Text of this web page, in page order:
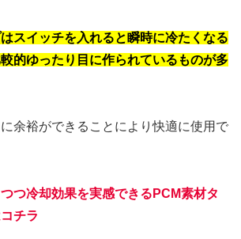
スイッチを入れると瞬時に冷たくなる
的ゆったり目に作られているものが多
余裕ができることにより快適に使用で
つ冷却効果を実感できるPCM素材タ
チラ